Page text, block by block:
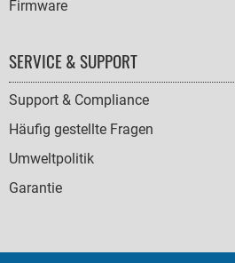
Firmware
SERVICE & SUPPORT
Support & Compliance
Häufig gestellte Fragen
Umweltpolitik
Garantie